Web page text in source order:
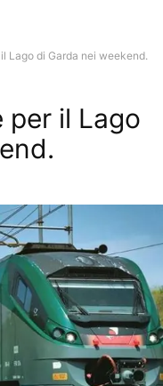
Lago di Garda nei weekend.
per il Lago